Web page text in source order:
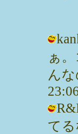
ぁ
ん
て